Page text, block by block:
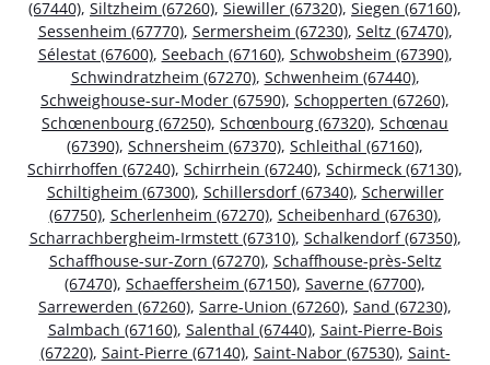
(67440), Siltzheim (67260), Siewiller (67320), Siegen (67160),
Sessenheim (67770), Sermersheim (67230), Seltz (67470),
Sélestat (67600), Seebach (67160), Schwobsheim (67390),
Schwindratzheim (67270), Schwenheim (67440),
Schweighouse-sur-Moder (67590), Schopperten (67260),
Schœnenbourg (67250), Schœnbourg (67320), Schœnau
(67390), Schnersheim (67370), Schleithal (67160),
Schirrhoffen (67240), Schirrhein (67240), Schirmeck (67130),
Schiltigheim (67300), Schillersdorf (67340), Scherwiller
(67750), Scherlenheim (67270), Scheibenhard (67630),
Scharrachbergheim-Irmstett (67310), Schalkendorf (67350),
Schaffhouse-sur-Zorn (67270), Schaffhouse-près-Seltz
(67470), Schaeffersheim (67150), Saverne (67700),
Sarrewerden (67260), Sarre-Union (67260), Sand (67230),
Salmbach (67160), Salenthal (67440), Saint-Pierre-Bois
(67220), Saint-Pierre (67140), Saint-Nabor (67530), Saint-